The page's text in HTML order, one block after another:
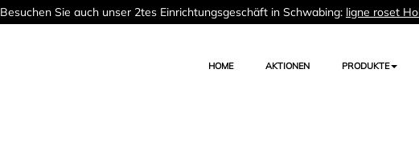
Besuchen Sie auch unser 2tes Einrichtungsgeschäft in Schwabing: ligne roset
HOME AKTIONEN PRODUKTE